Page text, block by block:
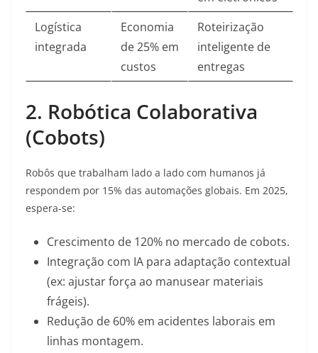
Logística
integrada
Economia
de 25% em
custos
Roteirização
inteligente de
entregas
2. Robótica Colaborativa
(Cobots)
Robôs que trabalham lado a lado com humanos já
respondem por 15% das automações globais. Em 2025,
espera-se:
Crescimento de 120% no mercado de cobots.
Integração com IA para adaptação contextual
(ex: ajustar força ao manusear materiais
frágeis).
Redução de 60% em acidentes laborais em
linhas montagem.